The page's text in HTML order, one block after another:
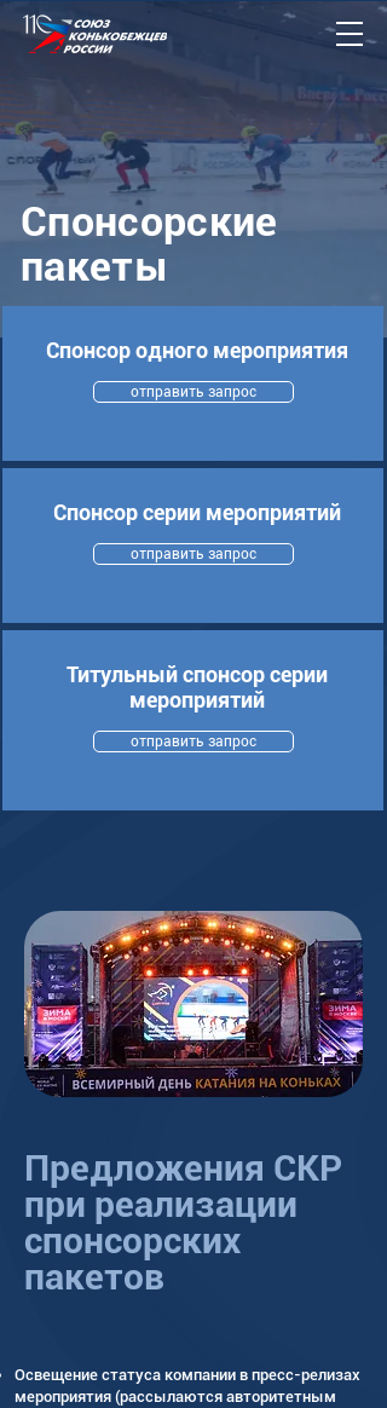
Спонсорские
пакеты
Спонсор одного мероприятия
отправить запрос
Спонсор серии мероприятий
отправить запрос
Титульный спонсор серии
мероприятий
отправить запрос
Предложения СКР
при реализации
спонсорских
пакетов
Освещение статуса компании в пресс-релизах
мероприятия (рассылаются авторитетным